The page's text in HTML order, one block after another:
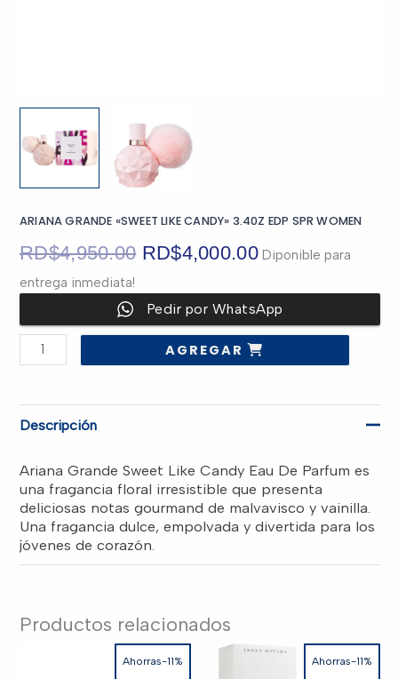
ARIANA GRANDE «SWEET LIKE CANDY» 3.40Z EDP SPR WOMEN
RD$4,950.00 El
precio
original
era:
RD$4,950.00.
RD$4,000.00El
precio
actual
es:
RD$4,000.00.
Diponible para
entrega inmediata!
Pedir por WhatsApp
ARIANA
GRANDE
"SWEET
3.40Z
SPR
AGREGAR
Descripción
Ariana Grande Sweet Like Candy Eau De Parfum es
una fragancia floral irresistible que presenta
deliciosas notas gourmand de malvavisco y vainilla.
Una fragancia dulce, empolvada y divertida para los
jóvenes de corazón.
Productos relacionados
Ahorras-11% Ahorras-11%